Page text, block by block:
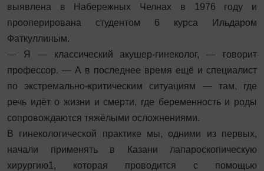
выявлена в Набережных Челнах в 1976 году и
прооперирована студентом 6 курса Ильдаром
Фаткуллиным.
— Я — классический акушер‑гинеколог, — говорит
профессор. — А в последнее время ещё и специалист
по экстремально‑критическим ситуациям — там, где
речь идёт о жизни и смерти, где беременность и роды
сопровождаются тяжёлыми осложнениями.
В гинекологической практике мы, одними из первых,
начали применять в Казани лапароскопическую
хирургию1, которая проводится с помощью